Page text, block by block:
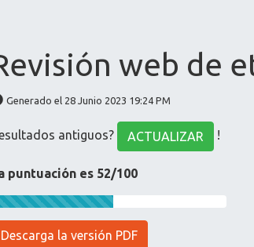
web de
Generado el 28 Junio 2023 19:24 PM
antiguos? ACTUALIZAR !
puntuación es 52/100
Descarga la versión PDF